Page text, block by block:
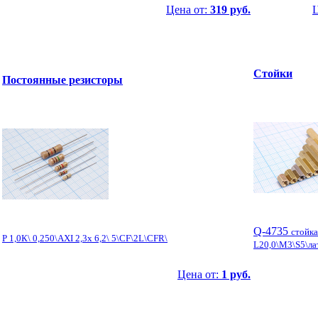
Цена от: 319 руб.
Постоянные резисторы
Р 1,0К\ 0,250\AXI 2,3x 6,2\ 5\CF\2L\CFR\
Цена от: 1 руб.
Стойки
Q-4735 стойка